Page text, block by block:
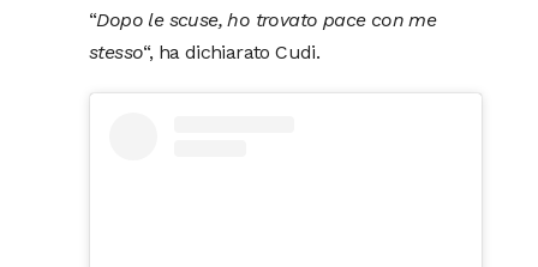
“Dopo le scuse, ho trovato pace con me
stesso“, ha dichiarato Cudi.